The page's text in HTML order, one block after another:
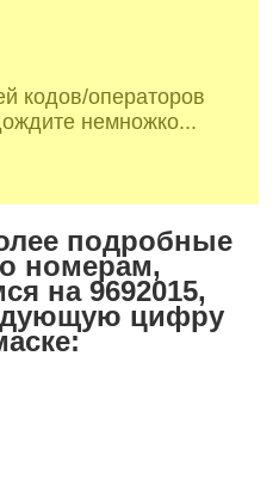
кодов/операторов
немножко...
подробные
номерам,
на 9692015,
цифру